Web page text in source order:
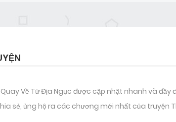
Về Từ Địa Ngục được cập nhật nhanh và đầy
sẻ, ủng hộ ra các chương mới nhất của truyện